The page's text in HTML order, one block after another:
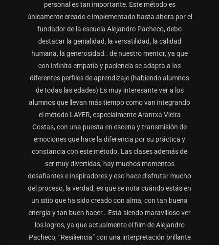
personal es tan importante. Este método es
únicamente creado e implementado hasta ahora por el
fundador de la escuela Alejandro Pacheco, debo
destacar la genialidad, la versatilidad, la calidad
humana, la generosidad.. de nuestro mentor, ya que
con infinita empatía y paciencia se adapta a los
diferentes perfiles de aprendizaje (habiendo alumnos
de todas las edades) Es muy interesante ver a los
alumnos que llevan más tiempo como van integrando
el método LAYER, especialmente Arantxa Vieira
Costas, con una puesta en escena y transmisión de
emociones que hace la diferencia por su práctica y
constancia con este método. Las clases además de
ser muy divertidas, hay muchos momentos
desafiantes e inspiradores y eso hace disfrutar mucho
del proceso, la verdad, es que se nota cuándo estás en
un sitio que ha sido creado con alma, con tan buena
energía y tan buen hacer… Está siendo maravilloso ver
los logros, ya que actualmente el film de Alejandro
Pacheco, “Resiliencia” con una interpretación brillante